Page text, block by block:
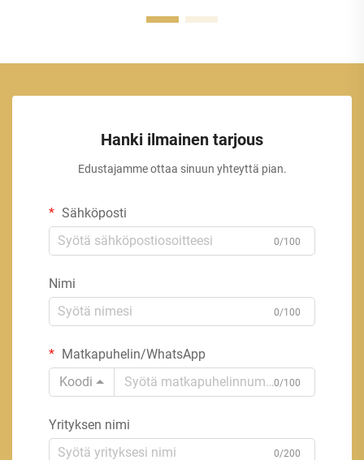
Hanki ilmainen tarjous
Edustajamme ottaa sinuun yhteyttä pian.
Sähköposti
0/100
Nimi
0/100
Matkapuhelin/WhatsApp
Koodi
0/100
Yrityksen nimi
0/200